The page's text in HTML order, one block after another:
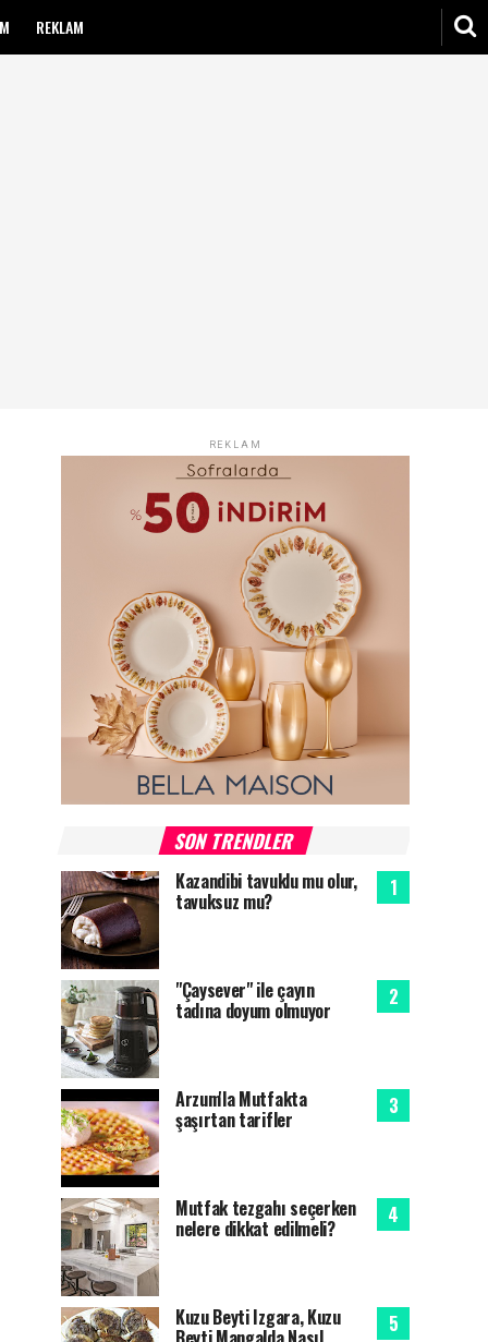
REKLAM
REKLAM
SON TRENDLER
Kazandibi tavuklu mu olur,
tavuksuz mu?
"Çaysever" ile çayın
tadına doyum olmuyor
Arzum'la Mutfakta
şaşırtan tarifler
Mutfak tezgahı seçerken
nelere dikkat edilmeli?
Kuzu Beyti Izgara, Kuzu